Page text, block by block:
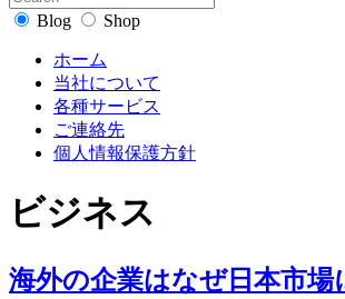
Blog Shop
ホーム
当社について
各種サービス
ご連絡先
個人情報保護方針
ビジネス
海外の企業はなぜ日本市場